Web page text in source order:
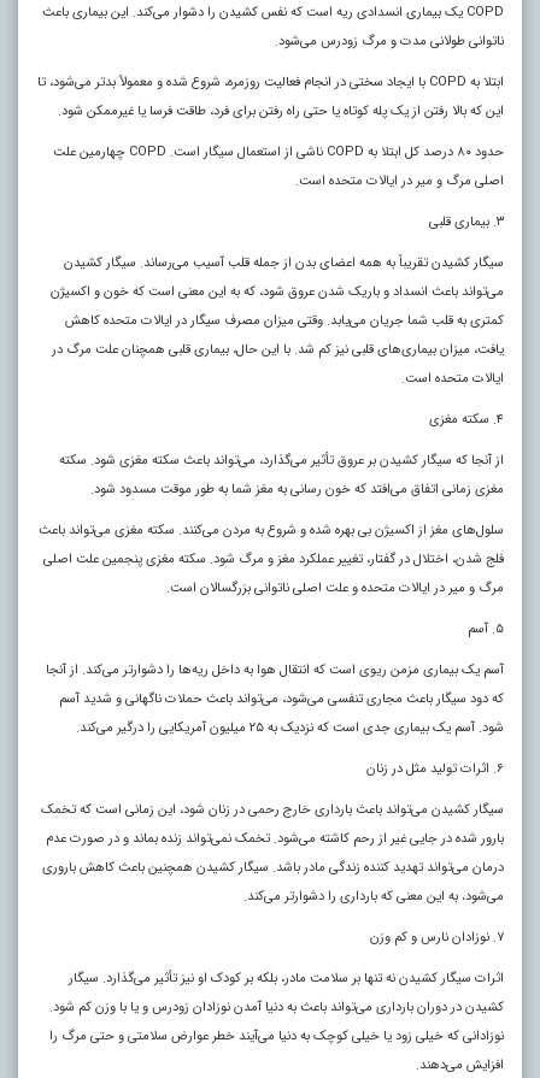
COPD یک بیماری انسدادی ریه است که نفس کشیدن را دشوار می‌کند. این بیماری باعث
ناتوانی طولانی مدت و مرگ زودرس می‌شود.
ابتلا به COPD با ایجاد سختی در انجام فعالیت روزمره، شروع شده و معمولاً بدتر می‌شود، تا
این که بالا رفتن از یک پله کوتاه یا حتی راه رفتن برای فرد، طاقت فرسا یا غیرممکن شود.
حدود ۸۰ درصد کل ابتلا به COPD ناشی از استعمال سیگار است. COPD چهارمین علت
اصلی مرگ و میر در ایالات متحده است.
۳. بیماری قلبی
سیگار کشیدن تقریباً به همه اعضای بدن از جمله قلب آسیب می‌رساند. سیگار کشیدن
می‌تواند باعث انسداد و باریک شدن عروق شود، که به این معنی است که خون و اکسیژن
کمتری به قلب شما جریان می‌یابد. وقتی میزان مصرف سیگار در ایالات متحده کاهش
یافت، میزان بیماری‌های قلبی نیز کم شد. با این حال، بیماری قلبی همچنان علت مرگ در
ایالات متحده است.
۴. سکته مغزی
از آنجا که سیگار کشیدن بر عروق تأثیر می‌گذارد، می‌تواند باعث سکته مغزی شود. سکته
مغزی زمانی اتفاق می‌افتد که خون رسانی به مغز شما به طور موقت مسدود شود.
سلول‌های مغز از اکسیژن بی بهره شده و شروع به مردن می‌کنند. سکته مغزی می‌تواند باعث
فلج شدن، اختلال در گفتار، تغییر عملکرد مغز و مرگ شود. سکته مغزی پنجمین علت اصلی
مرگ و میر در ایالات متحده و علت اصلی ناتوانی بزرگسالان است.
۵. آسم
آسم یک بیماری مزمن ریوی است که انتقال هوا به داخل ریه‌ها را دشوارتر می‌کند. از آنجا
که دود سیگار باعث مجاری تنفسی می‌شود، می‌تواند باعث حملات ناگهانی و شدید آسم
شود. آسم یک بیماری جدی است که نزدیک به ۲۵ میلیون آمریکایی را درگیر می‌کند.
۶. اثرات تولید مثل در زنان
سیگار کشیدن می‌تواند باعث بارداری خارج رحمی در زنان شود، این زمانی است که تخمک
بارور شده در جایی غیر از رحم کاشته می‌شود. تخمک نمی‌تواند زنده بماند و در صورت عدم
درمان می‌تواند تهدید کننده زندگی مادر باشد. سیگار کشیدن همچنین باعث کاهش باروری
می‌شود، به این معنی که بارداری را دشوارتر می‌کند.
۷. نوزادان نارس و کم وزن
اثرات سیگار کشیدن نه تنها بر سلامت مادر، بلکه بر کودک او نیز تأثیر می‌گذارد. سیگار
کشیدن در دوران بارداری می‌تواند باعث به دنیا آمدن نوزادان زودرس و یا با وزن کم شود.
نوزادانی که خیلی زود یا خیلی کوچک به دنیا می‌آیند خطر عوارض سلامتی و حتی مرگ را
افزایش می‌دهند.